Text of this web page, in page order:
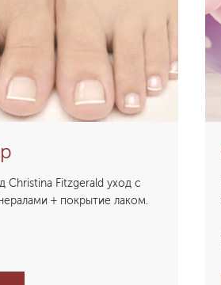
Christina Fitzgerald уход с
+ покрытие лаком.